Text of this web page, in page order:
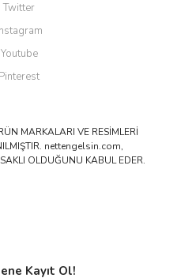
Twitter
Youtube
Pinterest
MARKALARI VE RESİMLERİ
nettengelsin.com,
OLDUĞUNU KABUL EDER.
Kayıt Ol!